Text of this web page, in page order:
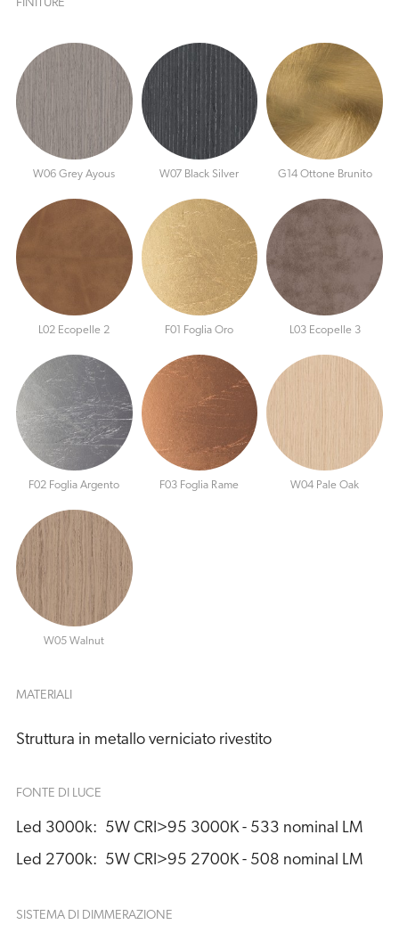
FINITURE
W06 Grey Ayous W07 Black Silver G14 Ottone Brunito
L02 Ecopelle 2 F01 Foglia Oro L03 Ecopelle 3
F02 Foglia Argento F03 Foglia Rame W04 Pale Oak
W05 Walnut
MATERIALI
Struttura in metallo verniciato rivestito
FONTE DI LUCE
Led 3000k: 5W CRI>95 3000K - 533 nominal LM
Led 2700k: 5W CRI>95 2700K - 508 nominal LM
SISTEMA DI DIMMERAZIONE